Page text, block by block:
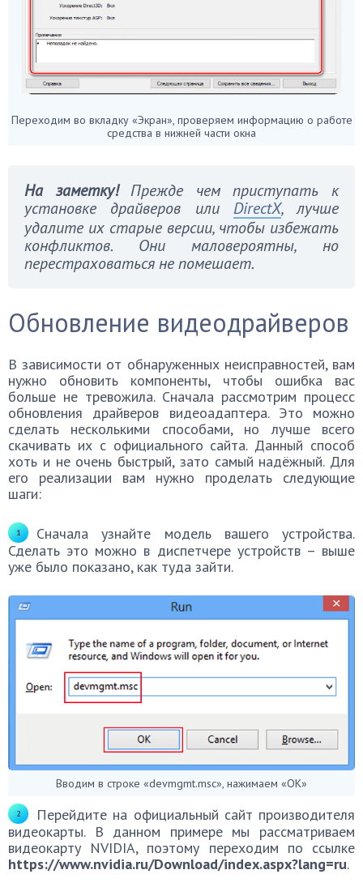
Переходим во вкладку «Экран», проверяем информацию о работе
средства в нижней части окна
На заметку! Прежде чем приступать к
установке драйверов или DirectX, лучше
удалите их старые версии, чтобы избежать
конфликтов. Они маловероятны, но
перестраховаться не помешает.
Обновление видеодрайверов
В зависимости от обнаруженных неисправностей, вам
нужно обновить компоненты, чтобы ошибка вас
больше не тревожила. Сначала рассмотрим процесс
обновления драйверов видеоадаптера. Это можно
сделать несколькими способами, но лучше всего
скачивать их с официального сайта. Данный способ
хоть и не очень быстрый, зато самый надёжный. Для
его реализации вам нужно проделать следующие
шаги:
Сначала узнайте модель вашего устройства.
Сделать это можно в диспетчере устройств – выше
уже было показано, как туда зайти.
Вводим в строке «devmgmt.msc», нажимаем «ОК»
Перейдите на официальный сайт производителя
видеокарты. В данном примере мы рассматриваем
видеокарту NVIDIA, поэтому переходим по ссылке
https://www.nvidia.ru/Download/index.aspx?lang=ru.